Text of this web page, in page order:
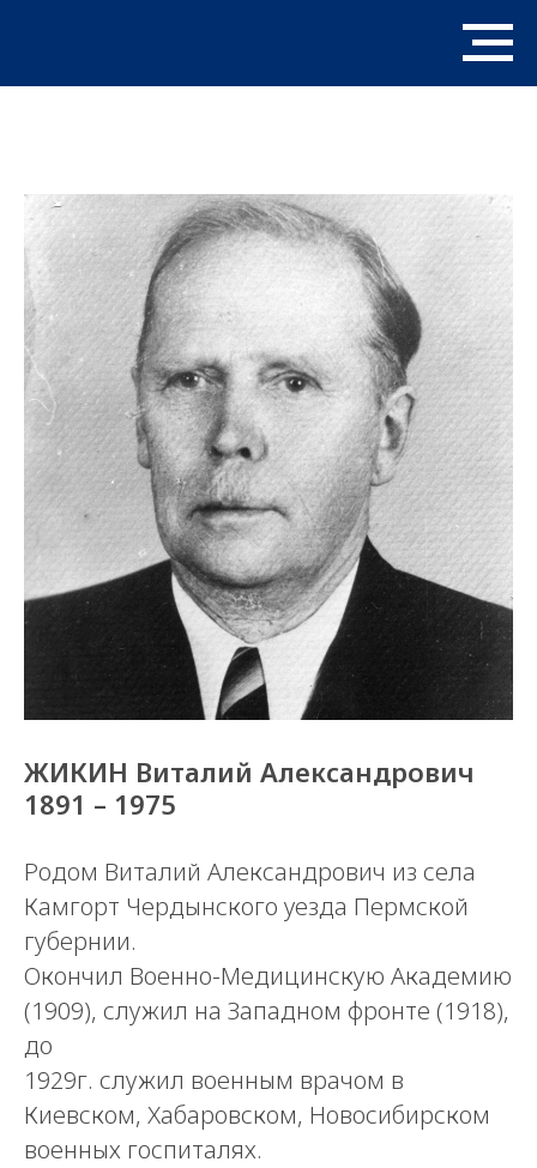
ЖИКИН Виталий Александрович
1891 – 1975
Родом Виталий Александрович из села
Камгорт Чердынского уезда Пермской
губернии.
Окончил Военно-Медицинскую Академию
(1909), служил на Западном фронте (1918),
до
1929г. служил военным врачом в
Киевском, Хабаровском, Новосибирском
военных госпиталях.